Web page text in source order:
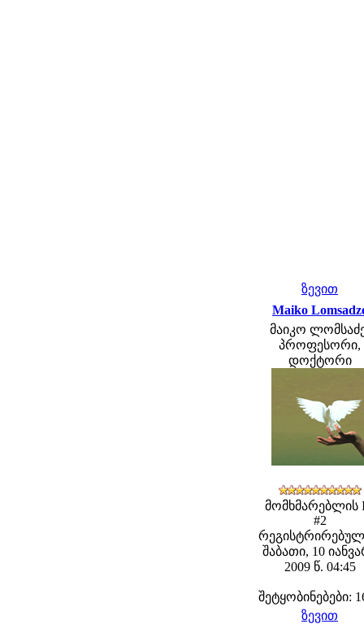
ზევით
Maiko
მაიკო
პროფესორი,
დოქტორი
მომხმარებლის
#2
შაბათი, 10
2009 წ. 04:45
შეტყობინებები:
ზევით